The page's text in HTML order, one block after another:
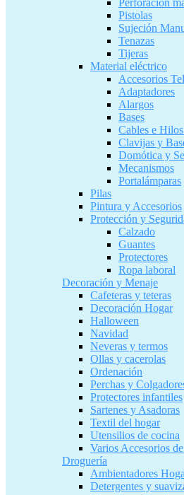
Perforación
Pistolas
Sujeción
Tenazas
Tijeras
Material eléctrico
Accesorios
Adaptadores
Alargos
Bases
Cables e
Clavijas y
Domótica y
Mecanismos
Portalámparas
Pilas
Pintura y Accesorios
Protección y
Calzado
Guantes
Protectores
Ropa laboral
Decoración y Menaje
Cafeteras y teteras
Decoración Hogar
Halloween
Navidad
Neveras y termos
Ollas y cacerolas
Ordenación
Perchas y
Protectores infantiles
Sartenes y Asadoras
Textil del hogar
Utensilios de cocina
Varios Accesorios
Droguería
Ambientadores
Detergentes y